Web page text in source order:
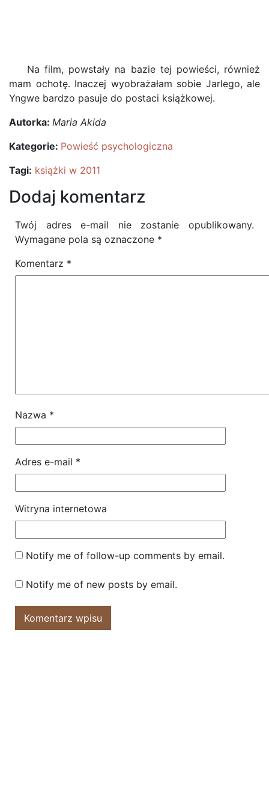
Na film, powstały na bazie tej powieści, również
mam ochotę. Inaczej wyobrażałam sobie Jarlego, ale
Yngwe bardzo pasuje do postaci książkowej.
Autorka: Maria Akida
Kategorie: Powieść psychologiczna
Tagi: książki w 2011
Dodaj komentarz
Twój adres e-mail nie zostanie opublikowany.
Wymagane pola są oznaczone *
Komentarz *
Nazwa *
Adres e-mail *
Witryna internetowa
Notify me of follow-up comments by email.
Notify me of new posts by email.